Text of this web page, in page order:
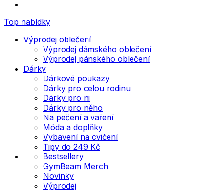
Top nabídky
Výprodej oblečení
Výprodej dámského oblečení
Výprodej pánského oblečení
Dárky
Dárkové poukazy
Dárky pro celou rodinu
Dárky pro ni
Dárky pro něho
Na pečení a vaření
Móda a doplňky
Vybavení na cvičení
Tipy do 249 Kč
Bestsellery
GymBeam Merch
Novinky
Výprodej